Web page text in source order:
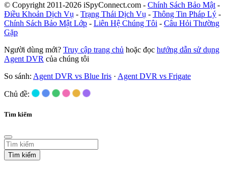
© Copyright 2011-2026 iSpyConnect.com - Chính Sách Bảo Mật -
Điều Khoản Dịch Vụ - Trạng Thái Dịch Vụ - Thông Tin Pháp Lý -
Chính Sách Bảo Mật Lớp - Liên Hệ Chúng Tôi - Câu Hỏi Thường
Gặp
Người dùng mới? Truy cập trang chủ hoặc đọc hướng dẫn sử dụng
Agent DVR của chúng tôi
So sánh: Agent DVR vs Blue Iris · Agent DVR vs Frigate
Chủ đề:
Tìm kiếm
Tìm kiếm